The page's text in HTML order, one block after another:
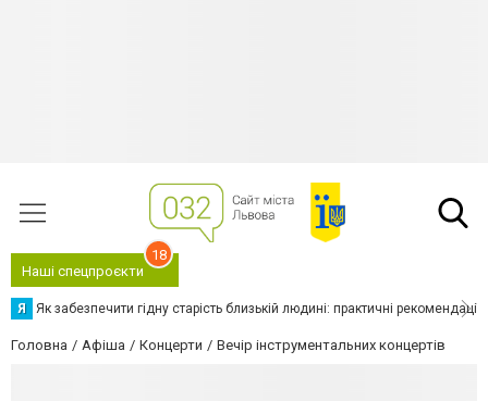
Наші спецпроєкти
18
Я Як забезпечити гідну старість близькій людині: практичні рекомендації
Головна Афіша Концерти Вечір інструментальних концертів